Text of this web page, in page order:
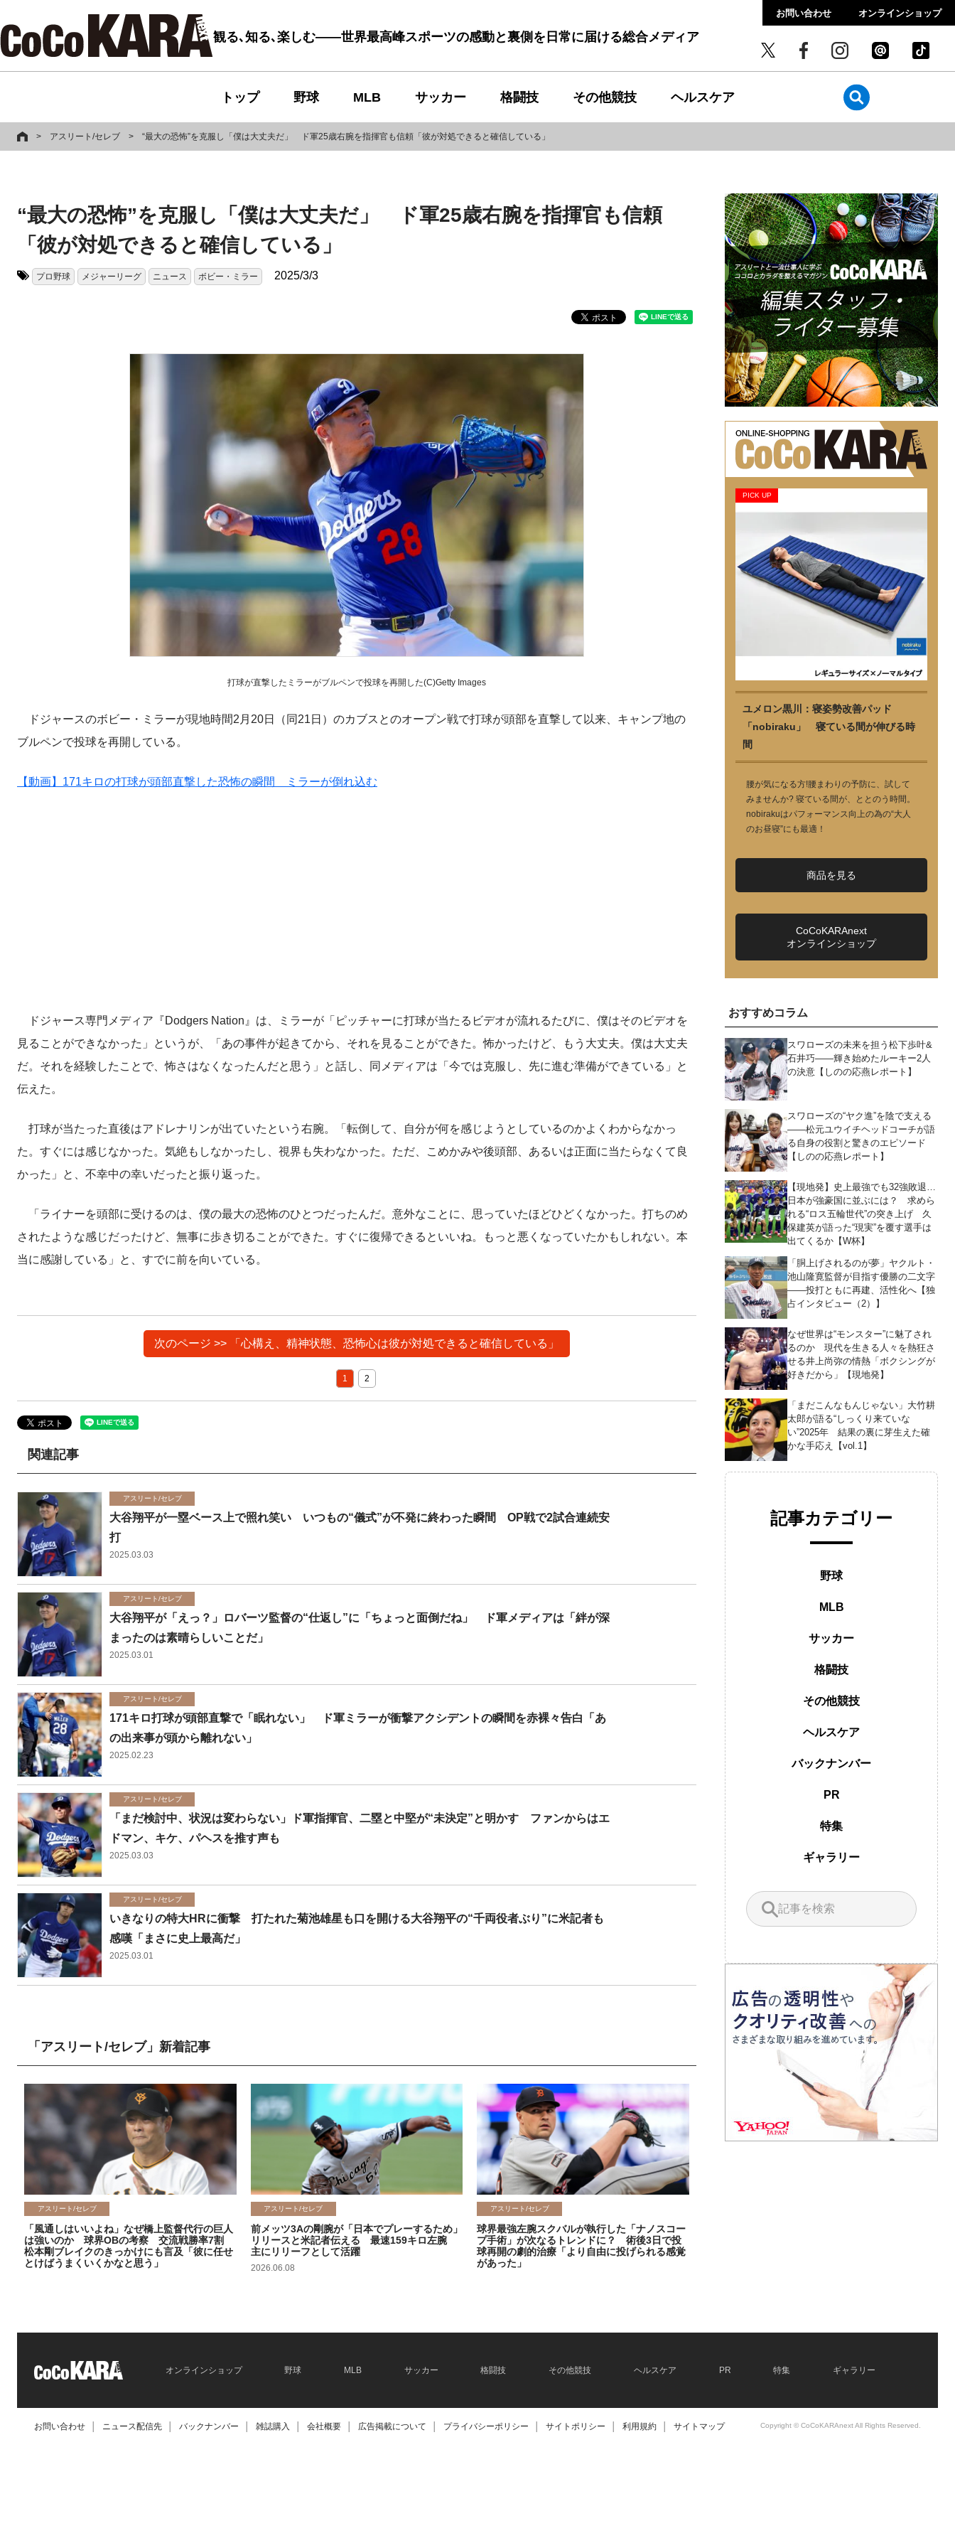
観る､知る､楽しむ――世界最高峰スポーツの感動と裏側を日常に届ける総合メディア
お問い合わせ オンラインショップ
トップ 野球 MLB サッカー 格闘技 その他競技 ヘルスケア
> アスリート/セレブ > “最大の恐怖”を克服し「僕は大丈夫だ」 ド軍25歳右腕を指揮官も信頼「彼が対処できると確信している」
“最大の恐怖”を克服し「僕は大丈夫だ」 ド軍25歳右腕を指揮官も信頼
「彼が対処できると確信している」
プロ野球 メジャーリーグ ニュース ボビー・ミラー 2025/3/3
打球が直撃したミラーがブルペンで投球を再開した(C)Getty Images
ドジャースのボビー・ミラーが現地時間2月20日（同21日）のカブスとのオープン戦で打球が頭部を直撃して以来、キャンプ地の
ブルペンで投球を再開している。
【動画】171キロの打球が頭部直撃した恐怖の瞬間 ミラーが倒れ込む
ドジャース専門メディア『Dodgers Nation』は、ミラーが「ピッチャーに打球が当たるビデオが流れるたびに、僕はそのビデオを
見ることができなかった」というが、「あの事件が起きてから、それを見ることができた。怖かったけど、もう大丈夫。僕は大丈夫
だ。それを経験したことで、怖さはなくなったんだと思う」と話し、同メディアは「今では克服し、先に進む準備ができている」と
伝えた。
打球が当たった直後はアドレナリンが出ていたという右腕。「転倒して、自分が何を感じようとしているのかよくわからなかっ
た。すぐには感じなかった。気絶もしなかったし、視界も失わなかった。ただ、こめかみや後頭部、あるいは正面に当たらなくて良
かった」と、不幸中の幸いだったと振り返った。
「ライナーを頭部に受けるのは、僕の最大の恐怖のひとつだったんだ。意外なことに、思っていたほどひどくなかった。打ちのめ
されたような感じだったけど、無事に歩き切ることができた。すぐに復帰できるといいね。もっと悪くなっていたかもしれない。本
当に感謝している」と、すでに前を向いている。
次のページ >> 「心構え、精神状態、恐怖心は彼が対処できると確信している」
1 2
関連記事
アスリート/セレブ
大谷翔平が一塁ベース上で照れ笑い いつもの“儀式”が不発に終わった瞬間 OP戦で2試合連続安
打
2025.03.03
アスリート/セレブ
大谷翔平が「えっ？」ロバーツ監督の“仕返し”に「ちょっと面倒だね」 ド軍メディアは「絆が深
まったのは素晴らしいことだ」
2025.03.01
アスリート/セレブ
171キロ打球が頭部直撃で「眠れない」 ド軍ミラーが衝撃アクシデントの瞬間を赤裸々告白「あ
の出来事が頭から離れない」
2025.02.23
アスリート/セレブ
「まだ検討中、状況は変わらない」ド軍指揮官、二塁と中堅が“未決定”と明かす ファンからはエ
ドマン、キケ、パヘスを推す声も
2025.03.03
アスリート/セレブ
いきなりの特大HRに衝撃 打たれた菊池雄星も口を開ける大谷翔平の“千両役者ぶり”に米記者も
感嘆「まさに史上最高だ」
2025.03.01
「アスリート/セレブ」新着記事
アスリート/セレブ
「風通しはいいよね」なぜ橋上監督代行の巨人
は強いのか 球界OBの考察 交流戦勝率7割
松本剛ブレイクのきっかけにも言及「彼に任せ
とけばうまくいくかなと思う」
アスリート/セレブ
前メッツ3Aの剛腕が「日本でプレーするため」
リリースと米記者伝える 最速159キロ左腕
主にリリーフとして活躍
2026.06.08
アスリート/セレブ
球界最強左腕スクバルが執行した「ナノスコー
プ手術」が次なるトレンドに？ 術後3日で投
球再開の劇的治療「より自由に投げられる感覚
があった」
PICK UP
ユメロン黒川：寝姿勢改善パッド
「nobiraku」 寝ている間が伸びる時
間
腰が気になる方!腰まわりの予防に、試して
みませんか? 寝ている間が、ととのう時間。
nobirakuはパフォーマンス向上の為の“大人
のお昼寝”にも最適！
商品を見る
CoCoKARAnext
オンラインショップ
おすすめコラム
スワローズの未来を担う松下歩叶&
石井巧――輝き始めたルーキー2人
の決意【しのの応燕レポート】
スワローズの“ヤク進”を陰で支える
――松元ユウイチヘッドコーチが語
る自身の役割と驚きのエピソード
【しのの応燕レポート】
【現地発】史上最強でも32強敗退…
日本が強豪国に並ぶには？ 求めら
れる“ロス五輪世代”の突き上げ 久
保建英が語った“現実”を覆す選手は
出てくるか【W杯】
「胴上げされるのが夢」ヤクルト・
池山隆寛監督が目指す優勝の二文字
――投打ともに再建、活性化へ【独
占インタビュー（2）】
なぜ世界は“モンスター”に魅了され
るのか 現代を生きる人々を熱狂さ
せる井上尚弥の情熱「ボクシングが
好きだから」【現地発】
「まだこんなもんじゃない」大竹耕
太郎が語る“しっくり来ていな
い”2025年 結果の裏に芽生えた確
かな手応え【vol.1】
記事カテゴリー
野球
MLB
サッカー
格闘技
その他競技
ヘルスケア
バックナンバー
PR
特集
ギャラリー
オンラインショップ 野球 MLB サッカー 格闘技 その他競技 ヘルスケア PR 特集 ギャラリー
お問い合わせ ニュース配信先 バックナンバー 雑誌購入 会社概要 広告掲載について プライバシーポリシー サイトポリシー 利用規約 サイトマップ Copyright © CoCoKARAnext All Rights Reserved.